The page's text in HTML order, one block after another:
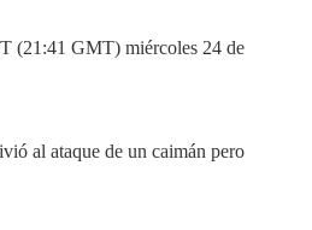
(21:41 GMT) miércoles 24 de